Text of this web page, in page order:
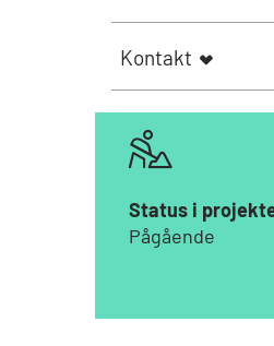
Kontakt
Status i
Pågående